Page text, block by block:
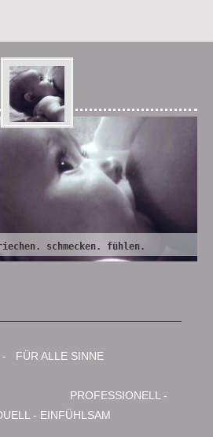
schmecken. fühlen.
- FÜR ALLE SINNE
-
- EINFÜHLSAM